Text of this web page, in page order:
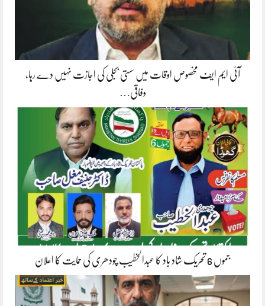
آئی ایم ایف مخصوص اوقات میں سستی بجلی کی اجازت نہیں دے رہا،
وفاقی…
جموں 6 تحریک شاد باد کا عبدالخطیب چودھری کی حمایت کا اعلان